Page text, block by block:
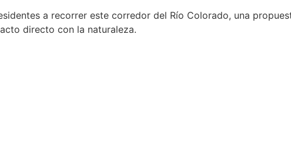
a recorrer este corredor del Río Colorado, una
directo con la naturaleza.